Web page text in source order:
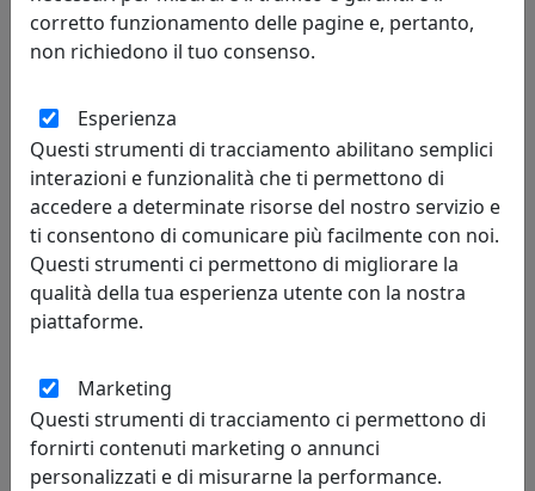
Vera Canevazzi
Progettazione d’interni: attico maggiolina
scoprire la magia di un attico molto luminoso dove la
all’altra. Toni chiaroscuri e percorso tematico con le opere di
Nowart.
corretto funzionamento delle pagine e, pertanto,
non richiedono il tuo consenso.
Esperienza
Questi strumenti di tracciamento abilitano semplici
interazioni e funzionalità che ti permettono di
accedere a determinate risorse del nostro servizio e
ti consentono di comunicare più facilmente con noi.
Questi strumenti ci permettono di migliorare la
qualità della tua esperienza utente con la nostra
piattaforme.
Marketing
Questi strumenti di tracciamento ci permettono di
fornirti contenuti marketing o annunci
personalizzati e di misurarne la performance.